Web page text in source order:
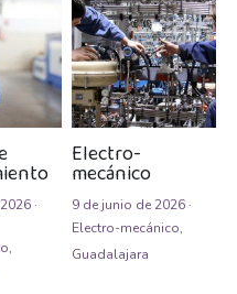
Patio
pérdidas
·
Electro-
mecánico
9 de junio de 2026·
Electro-mecánico,
Guadalajara